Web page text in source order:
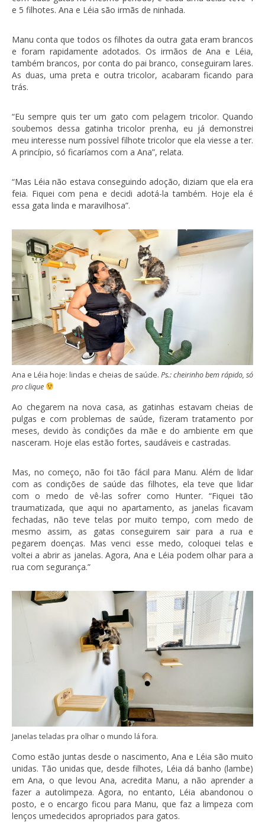
e 5 filhotes. Ana e Léia são irmãs de ninhada.
Manu conta que todos os filhotes da outra gata eram brancos
e foram rapidamente adotados. Os irmãos de Ana e Léia,
também brancos, por conta do pai branco, conseguiram lares.
As duas, uma preta e outra tricolor, acabaram ficando para
trás.
“Eu sempre quis ter um gato com pelagem tricolor. Quando
soubemos dessa gatinha tricolor prenha, eu já demonstrei
meu interesse num possível filhote tricolor que ela viesse a ter.
A princípio, só ficaríamos com a Ana”, relata.
“Mas Léia não estava conseguindo adoção, diziam que ela era
feia. Fiquei com pena e decidi adotá-la também. Hoje ela é
essa gata linda e maravilhosa”.
Ana e Léia hoje: lindas e cheias de saúde. Ps.: cheirinho bem rápido, só
pro clique
Ao chegarem na nova casa, as gatinhas estavam cheias de
pulgas e com problemas de saúde, fizeram tratamento por
meses, devido às condições da mãe e do ambiente em que
nasceram. Hoje elas estão fortes, saudáveis e castradas.
Mas, no começo, não foi tão fácil para Manu. Além de lidar
com as condições de saúde das filhotes, ela teve que lidar
com o medo de vê-las sofrer como Hunter. “Fiquei tão
traumatizada, que aqui no apartamento, as janelas ficavam
fechadas, não teve telas por muito tempo, com medo de
mesmo assim, as gatas conseguirem sair para a rua e
pegarem doenças. Mas venci esse medo, coloquei telas e
voltei a abrir as janelas. Agora, Ana e Léia podem olhar para a
rua com segurança.”
Janelas teladas pra olhar o mundo lá fora.
Como estão juntas desde o nascimento, Ana e Léia são muito
unidas. Tão unidas que, desde filhotes, Léia dá banho (lambe)
em Ana, o que levou Ana, acredita Manu, a não aprender a
fazer a autolimpeza. Agora, no entanto, Léia abandonou o
posto, e o encargo ficou para Manu, que faz a limpeza com
lenços umedecidos apropriados para gatos.